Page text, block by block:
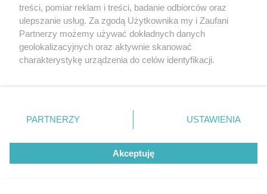
pełnego wyzdrowienia – do tego niezbędne jest
podjęciepsychoterapii.
treści, pomiar reklam i treści, badanie odbiorców oraz
ulepszanie usług. Za zgodą Użytkownika my i Zaufani
Partnerzy możemy używać dokładnych danych
geolokalizacyjnych oraz aktywnie skanować
charakterystykę urządzenia do celów identyfikacji.
zmienić/wycofać klikając przycisk ustawień prywatności
znajdujący się w lewym dolnym rogu strony
rodzaje przetwarzania danych nie wymagają zgody
użytkownika, ale masz prawo sprzeciwić się takiemu
przetwarzaniu. Preferencje będą miały zastosowanie tylko
PARTNERZY USTAWIENIA
Akceptuję